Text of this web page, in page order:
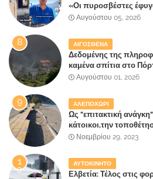
«Οι πυροσβέστες
κατοίκους»
Αυγούστου 05, 2026
ΑΙΓΟΣΘΕΝΑ
Δεδομένης της
καμένα σπίτια στο
αναζητηθούν ευθύνες
επίγειου παραδείσου
Αυγούστου 01, 2026
ΑΛΕΠΟΧΩΡΙ
Ως "επιτακτική
κάτοικοι,την
Παραλιακής Ζώνης"
Νοεμβρίου 29, 2023
ΑΥΤΟΚΙΝΗΤΟ
Ελβετία: Τέλος στις